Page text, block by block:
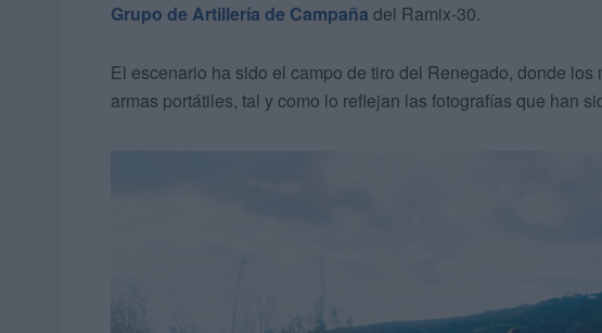
Grupo de Artillería de Campaña del Ramix-30.
El escenario ha sido el campo de tiro del Renegado, donde
armas portátiles, tal y como lo reflejan las fotografías que han